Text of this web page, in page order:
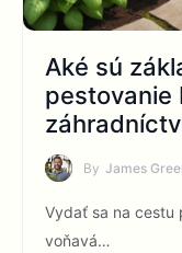
Aké sú
pestovanie
By James
Vydať sa na cestu
voňavá…